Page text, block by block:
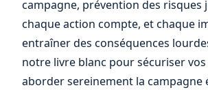
campagne, prévention des risques
chaque action compte, et chaque
entraîner des conséquences
notre livre blanc pour sécuriser
aborder sereinement la campagne